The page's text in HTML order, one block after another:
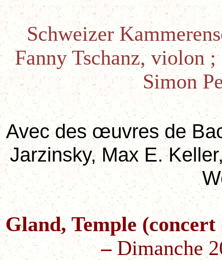
Schweizer
Fanny Tschanz, violon
Simon
Avec des œuvres de
Jarzinsky, Max E.
Gland, Temple
– Dimanche